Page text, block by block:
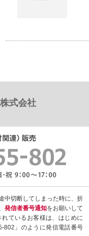
式会社
中切断してしまった時に、折
発信者番号通知をお願いして
ているお客様は、はじめに
802」のように発信電話番号